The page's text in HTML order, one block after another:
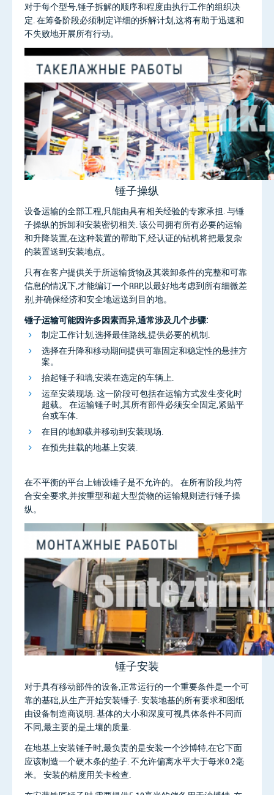
对于每个型号,锤子拆解的顺序和程度由执行工作的组织决
定. 在筹备阶段必须制定详细的拆解计划,这将有助于迅速和
不失败地开展所有行动。
锤子操纵
设备运输的全部工程,只能由具有相关经验的专家承担. 与锤
子操纵的拆卸和安装密切相关. 该公司拥有所有必要的运输
和升降装置,在这种装置的帮助下,经认证的钻机将把最复杂
的装置送到安装地点。
只有在客户提供关于所运输货物及其装卸条件的完整和可靠
信息的情况下,才能编订一个RRP,以最好地考虑到所有细微差
别,并确保经济和安全地运送到目的地。
锤子运输可能因许多因素而异,通常涉及几个步骤:
制定工作计划,选择最佳路线,提供必要的机制.
选择在升降和移动期间提供可靠固定和稳定性的悬挂方
案。
抬起锤子和墙,安装在选定的车辆上.
运至安装现场. 这一阶段可包括在运输方式发生变化时
超载。 在运输锤子时,其所有部件必须安全固定,紧贴平
台或车体.
在目的地卸载并移动到安装现场.
在预先挂载的地基上安装.
在不平衡的平台上铺设锤子是不允许的。 在所有阶段,均符
合安全要求,并按重型和超大型货物的运输规则进行锤子操
纵。
锤子安装
对于具有移动部件的设备,正常运行的一个重要条件是一个可
靠的基础,从生产开始安装锤子. 安装地基的所有要求和图纸
由设备制造商说明. 基体的大小和深度可视具体条件不同而
不同,最主要的是土壤的质量.
在地基上安装锤子时,最负责的是安装一个沙博特,在它下面
应该制造一个硬木条的垫子. 不允许偏离水平大于每米0.2毫
米。 安装的精度用关卡检查.